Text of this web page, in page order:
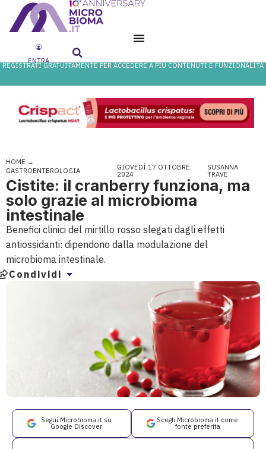
ENTRA
REGISTRATI GRATUITAMENTE PER ACCEDERE A PIÙ CONTENUTI E FUNZIONALITÀ
HOME →
GASTROENTEROLOGIA
GIOVEDÌ 17 OTTOBRE
2024
SUSANNA
TRAVE
Cistite: il cranberry funziona, ma
solo grazie al microbioma
intestinale
Benefici clinici del mirtillo rosso slegati dagli effetti
antiossidanti: dipendono dalla modulazione del
microbioma intestinale.
Condividi
Segui Microbioma.it su
Google Discover
Scegli Microbioma.it come
fonte preferita